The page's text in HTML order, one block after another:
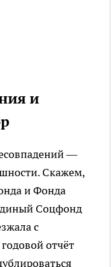
и
—
Скажем,
и Фонда
Соцфонд
с
отчёт